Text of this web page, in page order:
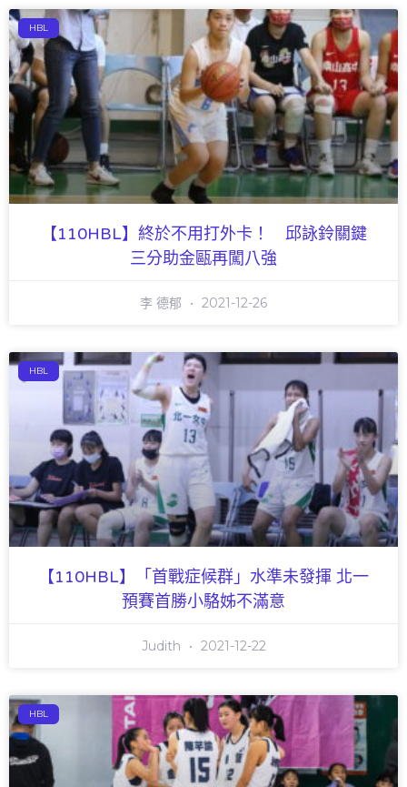
HBL
【110HBL】終於不用打外卡！ 邱詠鈴關鍵
三分助金甌再闖八強
李 德郁 2021-12-26
HBL
【110HBL】「首戰症候群」水準未發揮 北一
預賽首勝小駱姊不滿意
Judith 2021-12-22
HBL